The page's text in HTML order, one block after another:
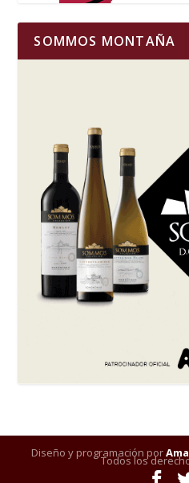
SOMMOS MONTAÑA
Diseño y programación por
Todos los